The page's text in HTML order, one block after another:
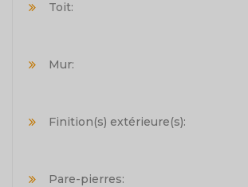
Toit:
Mur:
Finition(s) extérieure(s):
Pare-pierres: